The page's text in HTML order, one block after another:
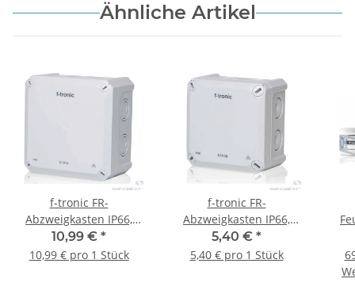
Ähnliche Artikel
f-tronic FR-
Abzweigkasten IP66,
grau, NEPTUN Compact,
140 x140x81mm - 1
10,99 € *
10,99 € pro 1 Stück
f-tronic FR-
Abzweigkasten IP66,
grau, NEPTUN Compact,
85x85x54mm - 1 Stück
5,40 € *
5,40 € pro 1 Stück